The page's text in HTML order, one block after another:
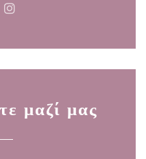
((ανοίγει σε νέο
Instagram ((ανοίγει σε
μαζί μας